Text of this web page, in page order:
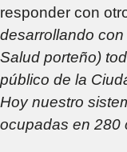
responder con
desarrollando
Salud porteño)
público de la
Hoy nuestro
ocupadas en 280